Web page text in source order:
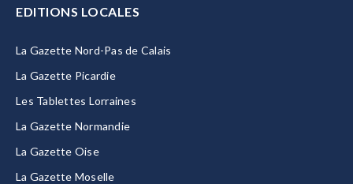
EDITIONS LOCALES
La Gazette Nord-Pas de Calais
La Gazette Picardie
Les Tablettes Lorraines
La Gazette Normandie
La Gazette Oise
La Gazette Moselle